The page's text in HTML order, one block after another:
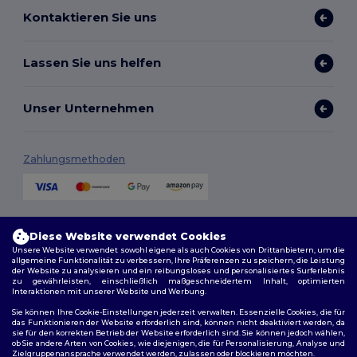
Kontaktieren Sie uns
Lassen Sie uns helfen
Unser Unternehmen
Zahlungsmethoden
Folge uns
Diese Website verwendet Cookies
Unsere Website verwendet sowohl eigene als auch Cookies von Drittanbietern, um die
allgemeine Funktionalität zu verbessern, Ihre Präferenzen zu speichern, die Leistung
der Website zu analysieren und ein reibungsloses und personalisiertes Surferlebnis
zu gewährleisten, einschließlich maßgeschneidertem Inhalt, optimierten
Interaktionen mit unserer Website und Werbung.
Sie können Ihre Cookie-Einstellungen jederzeit verwalten. Essenzielle Cookies, die für
das Funktionieren der Website erforderlich sind, können nicht deaktiviert werden, da
sie für den korrekten Betrieb der Website erforderlich sind. Sie können jedoch wählen,
ob Sie andere Arten von Cookies, wie diejenigen, die für Personalisierung, Analyse und
Zielgruppenansprache verwendet werden, zulassen oder blockieren möchten.